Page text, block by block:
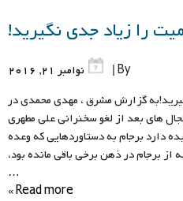
را زیاد جدی نگیرید!
By |
نوامبر 21, 2016
گزارش مشرق ، مهدی محمدی در
های بعد از لغو سخنرانی علی مطهری
برجام به دستاوردهایی که وعده
برجام در ذهن برخی باقی مانده بود،
…
Read more »